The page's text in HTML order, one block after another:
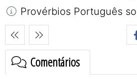
Provérbios Português
Comentários